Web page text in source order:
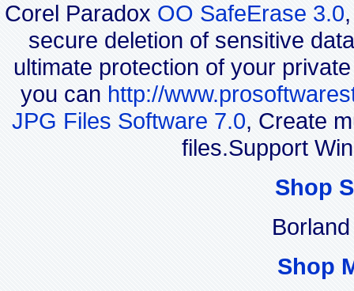
Corel Paradox OO SafeErase 3.0
secure deletion of sensitive
ultimate protection of your
you can http://
JPG Files Software 7.0, Create
files.Support
Shop
Shop